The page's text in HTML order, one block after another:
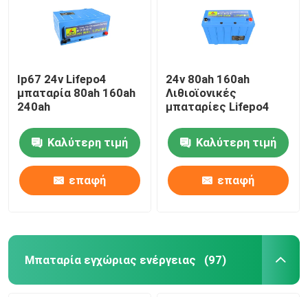
Ip67 24v Lifepo4
μπαταρία 80ah 160ah
240ah
Καλύτερη τιμή
επαφή
24v 80ah 160ah
Λιθιοϊονικές
μπαταρίες Lifepo4
Καλύτερη τιμή
επαφή
Μπαταρία εγχώριας ενέργειας (97)